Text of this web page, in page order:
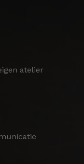
atelier